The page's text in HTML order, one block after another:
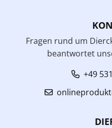
Fragen rund um
beantwortet
+49